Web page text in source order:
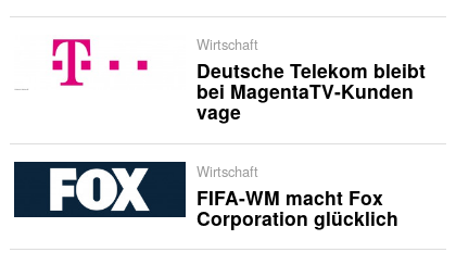
Wirtschaft
Deutsche Telekom bleibt
bei MagentaTV-Kunden
vage
Wirtschaft
FIFA-WM macht Fox
Corporation glücklich